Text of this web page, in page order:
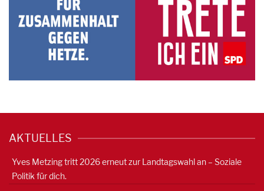
AKTUELLES
Yves Metzing tritt 2026 erneut zur Landtagswahl an – Soziale
Politik für dich.